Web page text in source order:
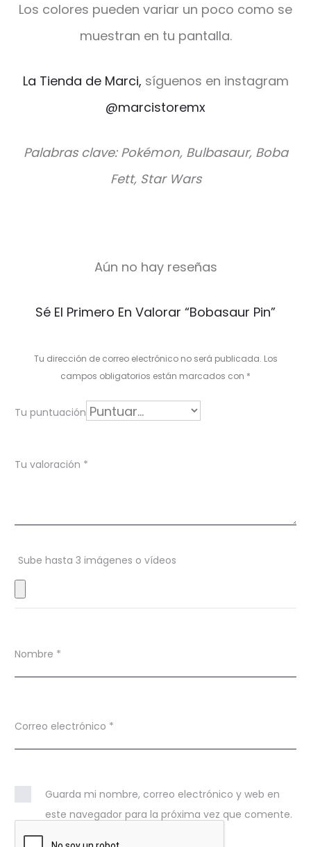
Los colores pueden variar un poco como se
muestran en tu pantalla.
La Tienda de Marci, síguenos en instagram
@marcistoremx
Palabras clave: Pokémon, Bulbasaur, Boba
Fett, Star Wars
r
i
n
e
s
Aún no hay reseñas
Sé El Primero En Valorar “Bobasaur Pin”
Tu dirección de correo electrónico no será publicada. Los
campos obligatorios están marcados con *
Tu puntuación
Tu valoración *
Sube hasta 3 imágenes o vídeos
Nombre *
Correo electrónico *
Guarda mi nombre, correo electrónico y web en
este navegador para la próxima vez que comente.